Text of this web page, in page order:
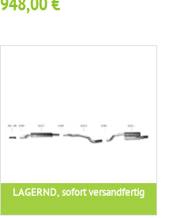
948,00 €
LAGERND, sofort versandfertig